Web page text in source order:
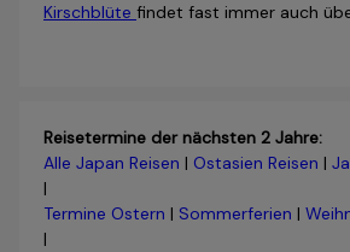
Kirschblüte findet fast immer auch
Reisetermine der nächsten 2 Jahre:
Alle Japan Reisen | Ostasien Reisen |
|
Termine Ostern | Sommerferien |
|